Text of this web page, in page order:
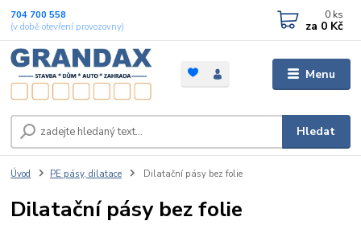
Menu
Hledat
704 700 558
(v době otevření provozovny)
0 ks
za 0 Kč
Úvod PE pásy, dilatace Dilatační pásy bez folie
Dilatační pásy bez folie